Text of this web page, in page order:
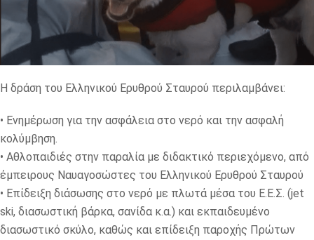
Η δράση του Ελληνικού Ερυθρού Σταυρού περιλαμβάνει:
• Ενημέρωση για την ασφάλεια στο νερό και την ασφαλή
κολύμβηση.
• Αθλοπαιδιές στην παραλία με διδακτικό περιεχόμενο, από
έμπειρους Ναυαγοσώστες του Ελληνικού Ερυθρού Σταυρού
• Επίδειξη διάσωσης στο νερό με πλωτά μέσα του Ε.Ε.Σ. (jet
ski, διασωστική βάρκα, σανίδα κ.α.) και εκπαιδευμένο
διασωστικό σκύλο, καθώς και επίδειξη παροχής Πρώτων